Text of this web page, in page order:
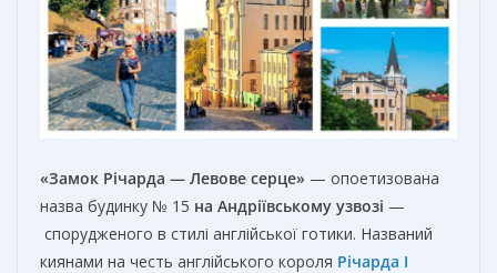
«Замок Річарда — Левове серце» — опоетизована
назва будинку № 15 на Андріївському узвозі —
спорудженого в стилі англійської готики. Названий
киянами на честь англійського короля Річарда I